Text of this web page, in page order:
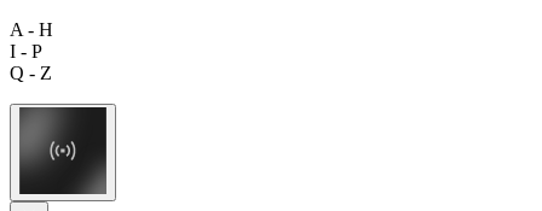
A - H
I - P
Q - Z